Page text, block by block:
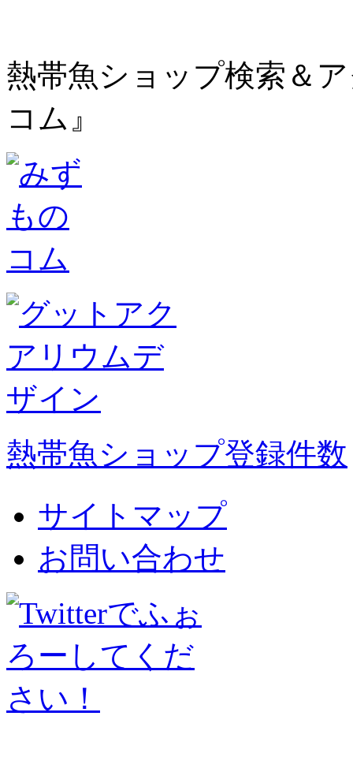
熱帯魚ショップ検索＆
コム』
熱帯魚ショップ登録件数
サイトマップ
お問い合わせ